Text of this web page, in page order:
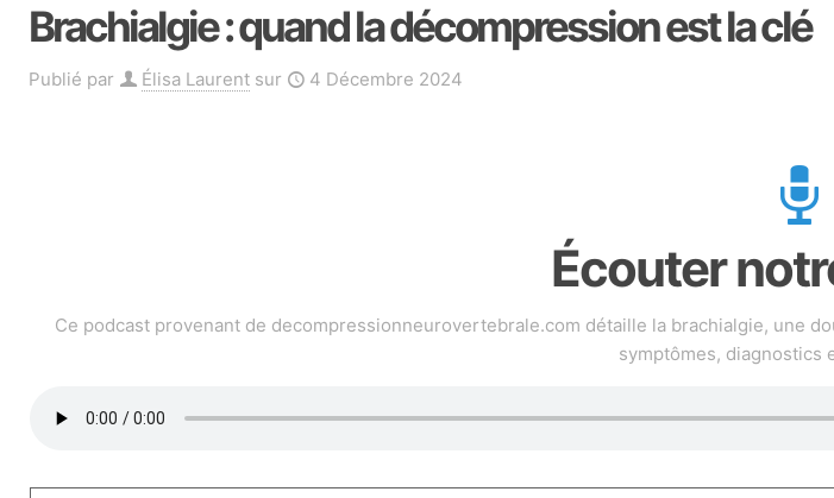
Brachialgie : quand la décompression est la clé
Publié par Élisa Laurent sur 4 Décembre 2024
Écouter
Ce podcast provenant de decompressionneurovertebrale.com détaille la brachialgie, une
symptômes, diagnostics